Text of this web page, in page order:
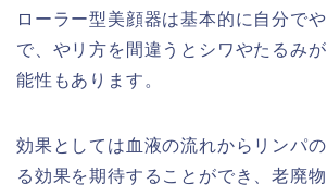
ローラー型美顔器は基本的に自分で
で、やリ方を間違うとシワやたるみが
能性もあります。
効果としては血液の流れからリンパ
る効果を期待することができ、老廃